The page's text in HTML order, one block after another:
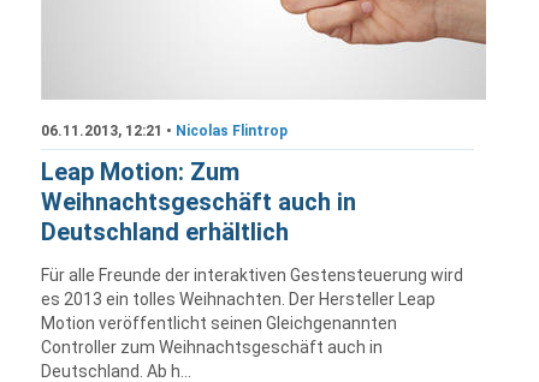
06.11.2013, 12:21 • Nicolas Flintrop
Leap Motion: Zum
Weihnachtsgeschäft auch in
Deutschland erhältlich
Für alle Freunde der interaktiven Gestensteuerung wird
es 2013 ein tolles Weihnachten. Der Hersteller Leap
Motion veröffentlicht seinen Gleichgenannten
Controller zum Weihnachtsgeschäft auch in
Deutschland. Ab h...